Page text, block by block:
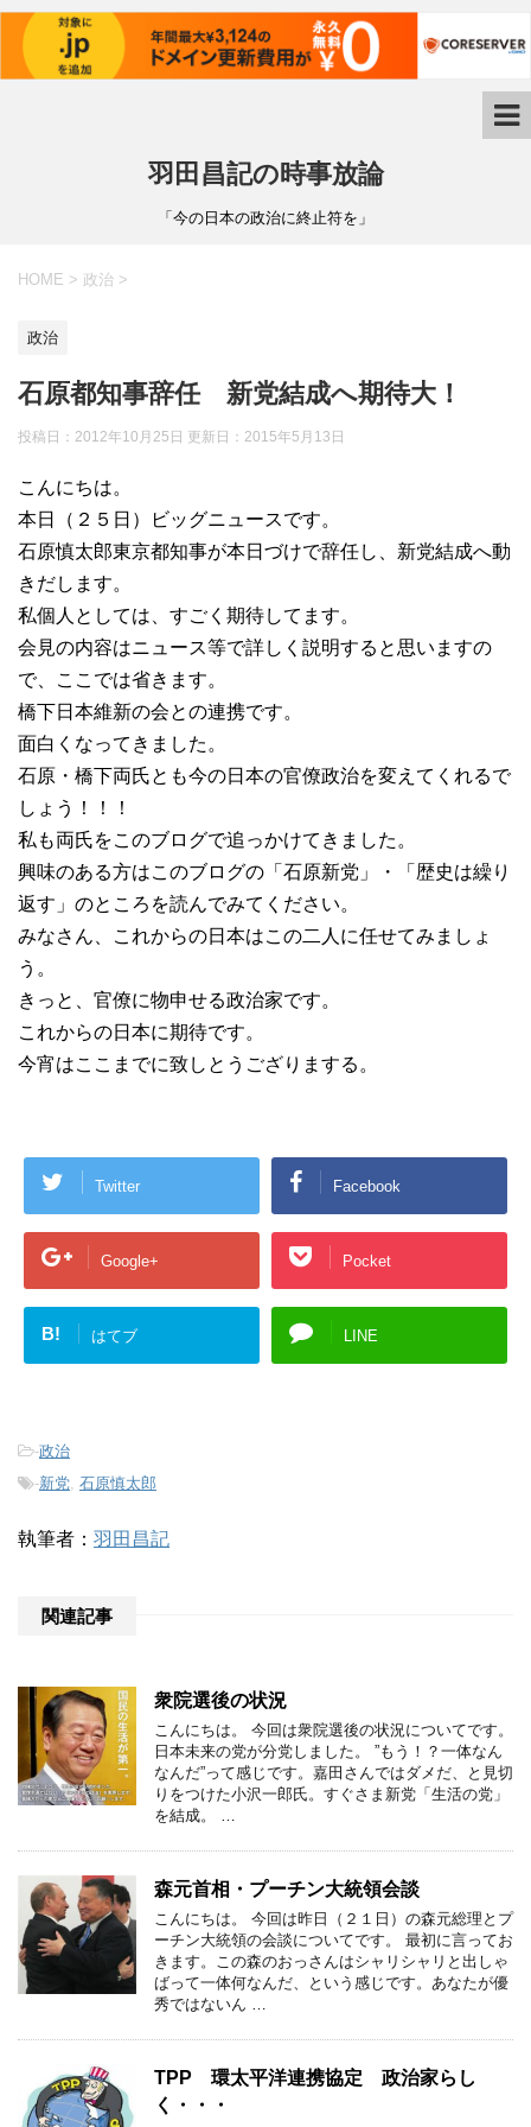
羽田昌記の時事放論
「今の日本の政治に終止符を」
HOME > 政治 >
政治
石原都知事辞任 新党結成へ期待大！
投稿日：2012年10月25日 更新日： 2015年5月13日
こんにちは。
本日（２５日）ビッグニュースです。
石原慎太郎東京都知事が本日づけで辞任し、新党結成へ動
きだします。
私個人としては、すごく期待してます。
会見の内容はニュース等で詳しく説明すると思いますの
で、ここでは省きます。
橋下日本維新の会との連携です。
面白くなってきました。
石原・橋下両氏とも今の日本の官僚政治を変えてくれるで
しょう！！！
私も両氏をこのブログで追っかけてきました。
興味のある方はこのブログの「石原新党」・「歴史は繰り
返す」のところを読んでみてください。
みなさん、これからの日本はこの二人に任せてみましょ
う。
きっと、官僚に物申せる政治家です。
これからの日本に期待です。
今宵はここまでに致しとうござりまする。
Twitter Facebook
Google+ Pocket
B! はてブ LINE
-政治
-新党, 石原慎太郎
執筆者： 羽田昌記
関連記事
衆院選後の状況
こんにちは。 今回は衆院選後の状況についてです。
日本未来の党が分党しました。 ”もう！？一体なん
なんだ”って感じです。嘉田さんではダメだ、と見切
りをつけた小沢一郎氏。すぐさま新党「生活の党」
を結成。 …
森元首相・プーチン大統領会談
こんにちは。 今回は昨日（２１日）の森元総理とプ
ーチン大統領の会談についてです。 最初に言ってお
きます。この森のおっさんはシャリシャリと出しゃ
ばって一体何なんだ、という感じです。あなたが優
秀ではないん …
TPP 環太平洋連携協定 政治家らし
く・・・